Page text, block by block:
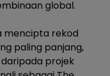
global.
mencipta rekod
paling panjang,
projek